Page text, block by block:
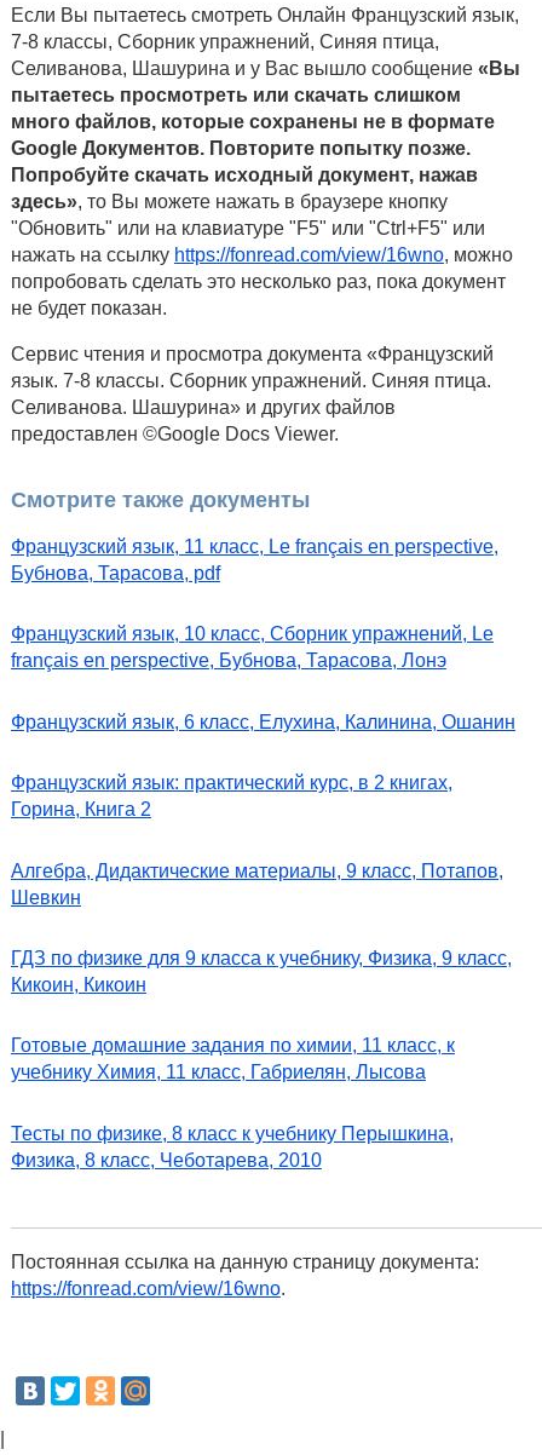
Если Вы пытаетесь смотреть Онлайн Французский язык,
7-8 классы, Сборник упражнений, Синяя птица,
Селиванова, Шашурина и у Вас вышло сообщение «Вы
пытаетесь просмотреть или скачать слишком
много файлов, которые сохранены не в формате
Google Документов. Повторите попытку позже.
Попробуйте скачать исходный документ, нажав
здесь», то Вы можете нажать в браузере кнопку
"Обновить" или на клавиатуре "F5" или "Ctrl+F5" или
нажать на ссылку https://fonread.com/view/16wno, можно
попробовать сделать это несколько раз, пока документ
не будет показан.
Сервис чтения и просмотра документа «Французский
язык. 7-8 классы. Сборник упражнений. Синяя птица.
Селиванова. Шашурина» и других файлов
предоставлен ©Google Docs Viewer.
Смотрите также документы
Французский язык, 11 класс, Le français en perspective,
Бубнова, Тарасова, pdf
Французский язык, 10 класс, Сборник упражнений, Le
français en perspective, Бубнова, Тарасова, Лонэ
Французский язык, 6 класс, Елухина, Калинина, Ошанин
Французский язык: практический курс, в 2 книгах,
Горина, Книга 2
Алгебра, Дидактические материалы, 9 класс, Потапов,
Шевкин
ГДЗ по физике для 9 класса к учебнику, Физика, 9 класс,
Кикоин, Кикоин
Готовые домашние задания по химии, 11 класс, к
учебнику Химия, 11 класс, Габриелян, Лысова
Тесты по физике, 8 класс к учебнику Перышкина,
Физика, 8 класс, Чеботарева, 2010
Постоянная ссылка на данную страницу документа:
https://fonread.com/view/16wno.